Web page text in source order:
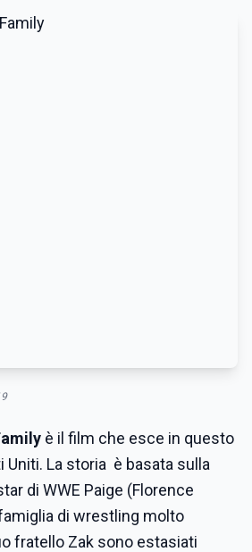
è il film che esce in questo
Uniti. La storia è basata sulla
di WWE Paige (Florence
di wrestling molto
fratello Zak sono estasiati